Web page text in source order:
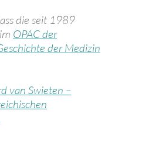
die seit 1989
OPAC der
der Medizin
van Swieten –